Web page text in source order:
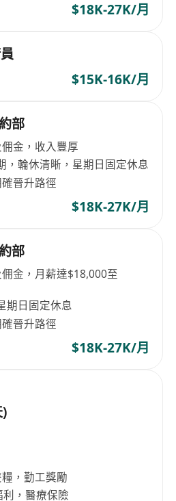
$18K-27K/月
$15K-16K/月
部
金，收入豐厚
，輪休清晰，星期日固定休息
晉升路徑
$18K-27K/月
部
金，月薪達$18,000至
期日固定休息
晉升路徑
$18K-27K/月
，勤工獎勵
，醫療保險